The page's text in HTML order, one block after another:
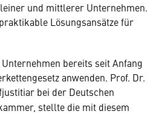
und mittlerer Unternehmen.
Lösungsansätze für
bereits seit Anfang
anwenden. Prof. Dr.
bei der Deutschen
stellte die mit diesem